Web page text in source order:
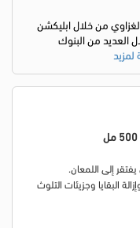
من خلال ابليكشن
العديد من البنوك
لمزيد
إلى اللمعان.
البقايا وجزيئات التلوث